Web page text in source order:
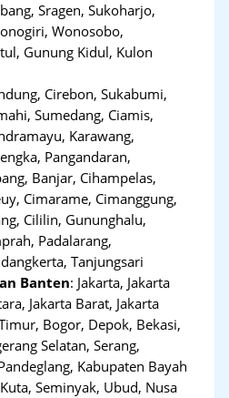
Sragen, Sukoharjo,
Wonosobo,
Gunung Kidul, Kulon
Cirebon, Sukabumi,
Sumedang, Ciamis,
Karawang,
Pangandaran,
Banjar, Cihampelas,
Cimarame, Cimanggung,
Cililin, Gununghalu,
Padalarang,
Tanjungsari
Banten: Jakarta, Jakarta
Jakarta Barat, Jakarta
Bogor, Depok, Bekasi,
Selatan, Serang,
Kabupaten Bayah
Seminyak, Ubud, Nusa